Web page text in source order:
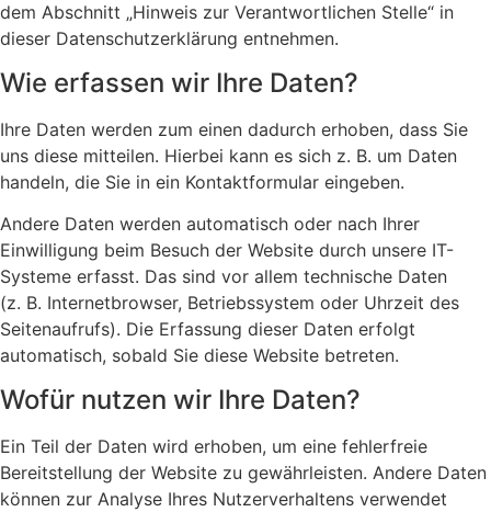
dem Abschnitt „Hinweis zur Verantwortlichen Stelle“ in
dieser Datenschutzerklärung entnehmen.
Wie erfassen wir Ihre Daten?
Ihre Daten werden zum einen dadurch erhoben, dass Sie
uns diese mitteilen. Hierbei kann es sich z. B. um Daten
handeln, die Sie in ein Kontaktformular eingeben.
Andere Daten werden automatisch oder nach Ihrer
Einwilligung beim Besuch der Website durch unsere IT-
Systeme erfasst. Das sind vor allem technische Daten
(z. B. Internetbrowser, Betriebssystem oder Uhrzeit des
Seitenaufrufs). Die Erfassung dieser Daten erfolgt
automatisch, sobald Sie diese Website betreten.
Wofür nutzen wir Ihre Daten?
Ein Teil der Daten wird erhoben, um eine fehlerfreie
Bereitstellung der Website zu gewährleisten. Andere Daten
können zur Analyse Ihres Nutzerverhaltens verwendet